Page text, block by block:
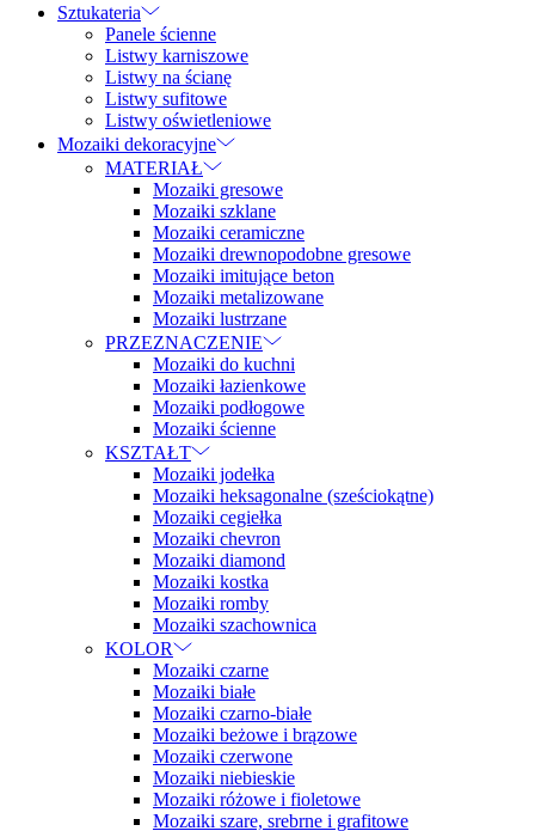
Sztukateria
Panele ścienne
Listwy karniszowe
Listwy na ścianę
Listwy sufitowe
Listwy oświetleniowe
Mozaiki dekoracyjne
MATERIAŁ
Mozaiki gresowe
Mozaiki szklane
Mozaiki ceramiczne
Mozaiki drewnopodobne gresowe
Mozaiki imitujące beton
Mozaiki metalizowane
Mozaiki lustrzane
PRZEZNACZENIE
Mozaiki do kuchni
Mozaiki łazienkowe
Mozaiki podłogowe
Mozaiki ścienne
KSZTAŁT
Mozaiki jodełka
Mozaiki heksagonalne (sześciokątne)
Mozaiki cegiełka
Mozaiki chevron
Mozaiki diamond
Mozaiki kostka
Mozaiki romby
Mozaiki szachownica
KOLOR
Mozaiki czarne
Mozaiki białe
Mozaiki czarno-białe
Mozaiki beżowe i brązowe
Mozaiki czerwone
Mozaiki niebieskie
Mozaiki różowe i fioletowe
Mozaiki szare, srebrne i grafitowe